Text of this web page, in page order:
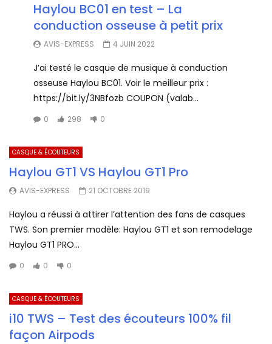
Haylou BC01 en test – La
conduction osseuse à petit prix
AVIS-EXPRESS 4 JUIN 2022
J’ai testé le casque de musique à conduction
osseuse Haylou BC01. Voir le meilleur prix :
https://bit.ly/3NBfozb COUPON (valab...
0 298 0
CASQUE & ÉCOUTEURS
Haylou GT1 VS Haylou GT1 Pro
AVIS-EXPRESS 21 OCTOBRE 2019
Haylou a réussi à attirer l’attention des fans de casques
TWS. Son premier modèle: Haylou GT1 et son remodelage
Haylou GT1 PRO...
0 0 0
CASQUE & ÉCOUTEURS
i10 TWS – Test des écouteurs 100% fil
façon Airpods